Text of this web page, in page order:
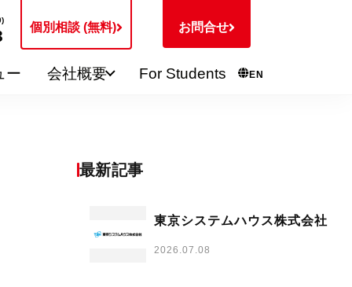
個別相談 (無料) お問合せ
ー 会社概要 For Students EN
最新記事
東京システムハウス株式会社
2026.07.08